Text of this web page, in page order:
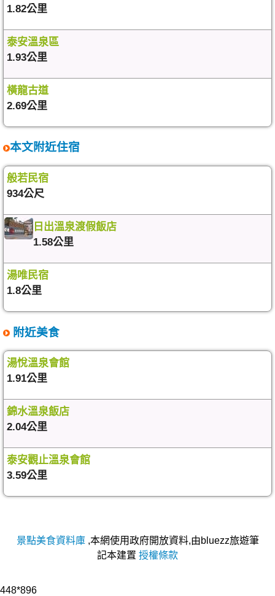
1.82公里
泰安溫泉區
1.93公里
橫龍古道
2.69公里
本文附近住宿
般若民宿
934公尺
日出溫泉渡假飯店
1.58公里
湯唯民宿
1.8公里
附近美食
湯悅溫泉會館
1.91公里
錦水溫泉飯店
2.04公里
泰安觀止溫泉會館
3.59公里
景點美食資料庫,本網使用政府開放資料,由bluezz旅遊筆
記本建置 授權條款
448*896